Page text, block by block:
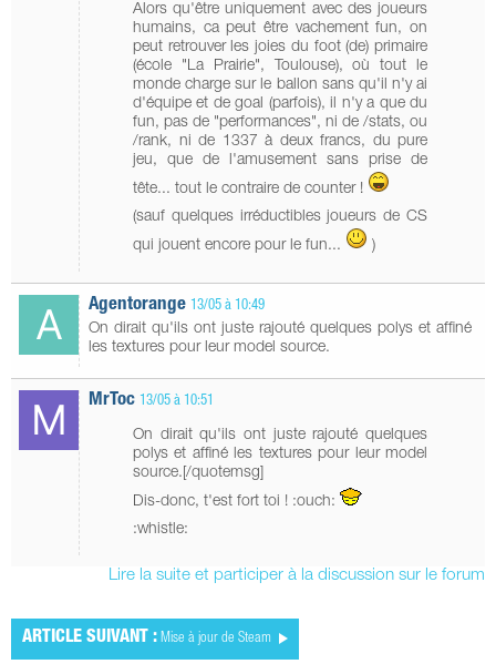
Alors qu'être uniquement avec des joueurs
humains, ca peut être vachement fun, on
peut retrouver les joies du foot (de) primaire
(école "La Prairie", Toulouse), où tout le
monde charge sur le ballon sans qu'il n'y ai
d'équipe et de goal (parfois), il n'y a que du
fun, pas de "performances", ni de /stats, ou
/rank, ni de 1337 à deux francs, du pure
jeu, que de l'amusement sans prise de
tête... tout le contraire de counter !
(sauf quelques irréductibles joueurs de CS
qui jouent encore pour le fun...
)
Agentorange 13/05 à 10:49
On dirait qu'ils ont juste rajouté quelques polys et affiné
les textures pour leur model source.
MrToc 13/05 à 10:51
On dirait qu'ils ont juste rajouté quelques
polys et affiné les textures pour leur model
source.[/quotemsg]
Dis-donc, t'est fort toi ! :ouch:
:whistle:
Lire la suite et participer à la discussion sur le forum
ARTICLE SUIVANT : Mise à jour de Steam